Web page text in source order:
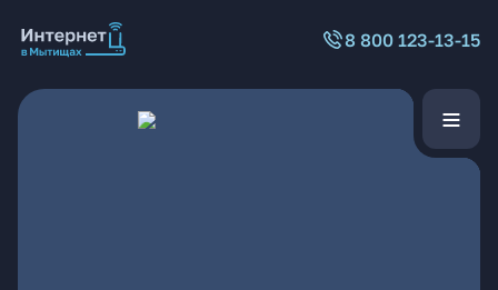
8 800 123-13-15